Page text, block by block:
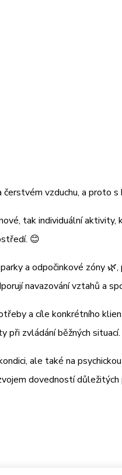
vzduchu, a proto
tak individuální
😊
a odpočinkové zóny
navazování vztahů a
a cíle konkrétního
při zvládání běžných
ale také na
dovedností důležitých